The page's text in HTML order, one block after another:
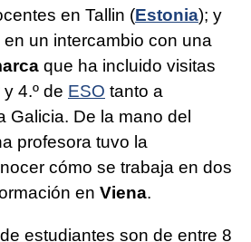
en Tallin (Estonia); y
en un intercambio con una
que ha incluido visitas
4.º de ESO tanto a
Galicia. De la mano del
profesora tuvo la
cómo se trabaja en dos
en Viena.
estudiantes son de entre 8